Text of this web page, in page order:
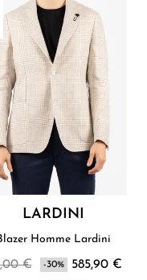
LARDINI
Blazer Homme Lardini
€ -30% 585,90 €